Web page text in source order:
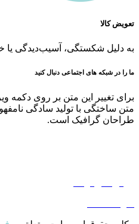
تعویض کالا
به دلیل شکستگی، آسیب‌دیدگی یا
ما را در شبکه های اجتماعی دنبال کنید
برای تغییر این متن بر روی دکمه
متن ساختگی با تولید سادگی
طراحان گرافیک است.